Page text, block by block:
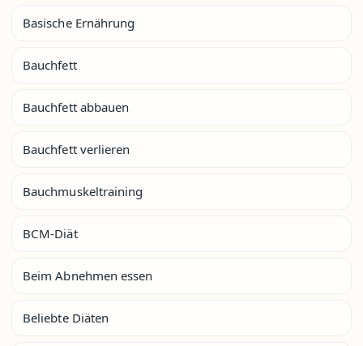
Basische Ernährung
Bauchfett
Bauchfett abbauen
Bauchfett verlieren
Bauchmuskeltraining
BCM-Diät
Beim Abnehmen essen
Beliebte Diäten